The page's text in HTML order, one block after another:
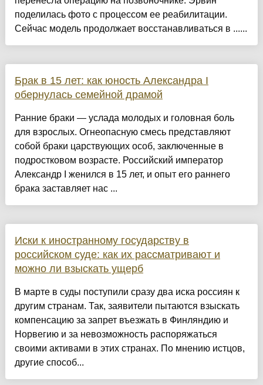
поделилась фото с процессом ее реабилитации.
Сейчас модель продолжает восстанавливаться в ......
Брак в 15 лет: как юность Александра I
обернулась семейной драмой
Ранние браки — услада молодых и головная боль
для взрослых. Огнеопасную смесь представляют
собой браки царствующих особ, заключенные в
подростковом возрасте. Российский император
Александр I женился в 15 лет, и опыт его раннего
брака заставляет нас ...
Иски к иностранному государству в
российском суде: как их рассматривают и
можно ли взыскать ущерб
В марте в суды поступили сразу два иска россиян к
другим странам. Так, заявители пытаются взыскать
компенсацию за запрет въезжать в Финляндию и
Норвегию и за невозможность распоряжаться
своими активами в этих странах. По мнению истцов,
другие способ...